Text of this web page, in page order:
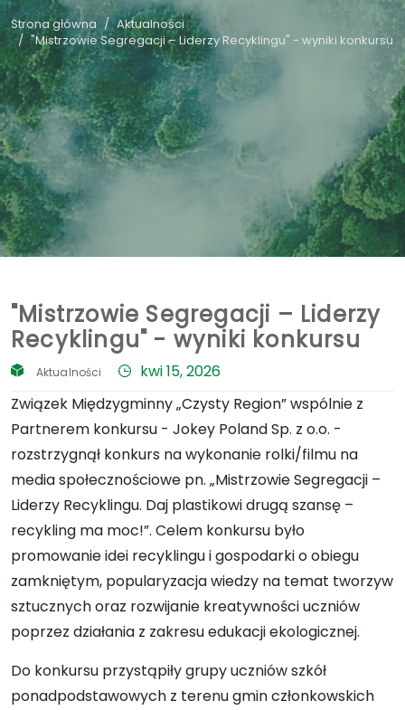
Strona główna
Aktualności
"Mistrzowie Segregacji – Liderzy Recyklingu" - wyniki konkursu
"Mistrzowie Segregacji – Liderzy
Recyklingu" - wyniki konkursu
Aktualności
kwi 15, 2026
Związek Międzygminny „Czysty Region” wspólnie z
Partnerem konkursu - Jokey Poland Sp. z o.o. -
rozstrzygnął konkurs na wykonanie rolki/filmu na
media społecznościowe pn. „Mistrzowie Segregacji –
Liderzy Recyklingu. Daj plastikowi drugą szansę –
recykling ma moc!”. Celem konkursu było
promowanie idei recyklingu i gospodarki o obiegu
zamkniętym, popularyzacja wiedzy na temat tworzyw
sztucznych oraz rozwijanie kreatywności uczniów
poprzez działania z zakresu edukacji ekologicznej.
Do konkursu przystąpiły grupy uczniów szkół
ponadpodstawowych z terenu gmin członkowskich